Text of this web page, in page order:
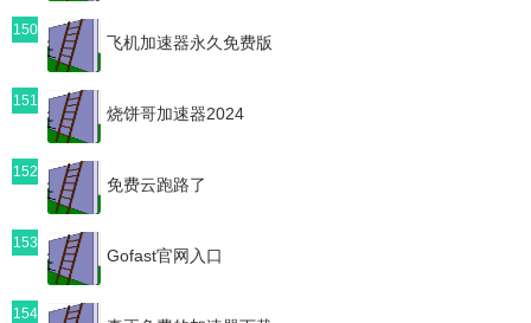
150
飞机加速器永久免费版
151
烧饼哥加速器2024
152
免费云跑路了
153
Gofast官网入口
154